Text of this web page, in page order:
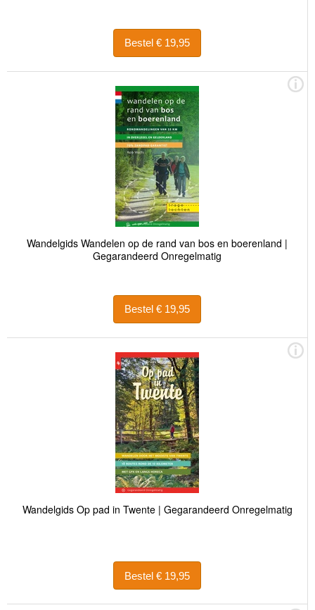
Bestel € 19,95
Wandelgids Wandelen op de rand van bos en boerenland |
Gegarandeerd Onregelmatig
Bestel € 19,95
Wandelgids Op pad in Twente | Gegarandeerd Onregelmatig
Bestel € 19,95